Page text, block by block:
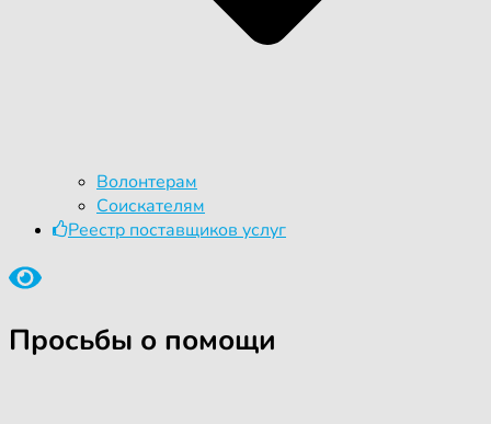
Волонтерам
Соискателям
Реестр поставщиков услуг
Просьбы о помощи